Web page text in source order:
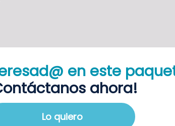
Lo quiero
en este
ahora!